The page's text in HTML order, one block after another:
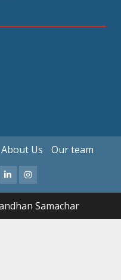
About Us Our team
LinkedInInstagram
Samachar